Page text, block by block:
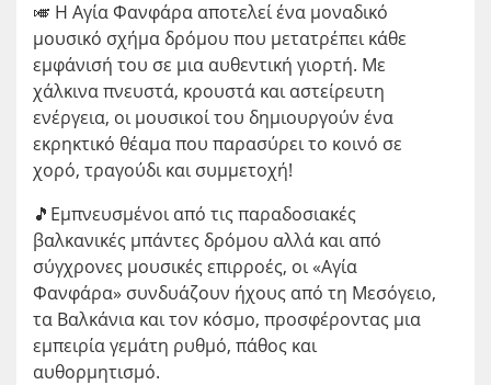
🎺 Η Αγία Φανφάρα αποτελεί ένα μοναδικό
μουσικό σχήμα δρόμου που μετατρέπει κάθε
εμφάνισή του σε μια αυθεντική γιορτή. Με
χάλκινα πνευστά, κρουστά και αστείρευτη
ενέργεια, οι μουσικοί του δημιουργούν ένα
εκρηκτικό θέαμα που παρασύρει το κοινό σε
χορό, τραγούδι και συμμετοχή!
🎵Εμπνευσμένοι από τις παραδοσιακές
βαλκανικές μπάντες δρόμου αλλά και από
σύγχρονες μουσικές επιρροές, οι «Αγία
Φανφάρα» συνδυάζουν ήχους από τη Μεσόγειο,
τα Βαλκάνια και τον κόσμο, προσφέροντας μια
εμπειρία γεμάτη ρυθμό, πάθος και
αυθορμητισμό.